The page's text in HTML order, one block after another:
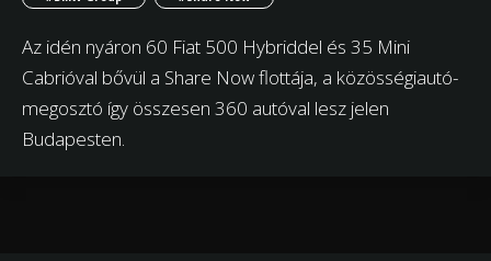
Az idén nyáron 60 Fiat 500 Hybriddel és 35 Mini
Cabrióval bővül a Share Now flottája, a közösségiautó-
megosztó így összesen 360 autóval lesz jelen
Budapesten.